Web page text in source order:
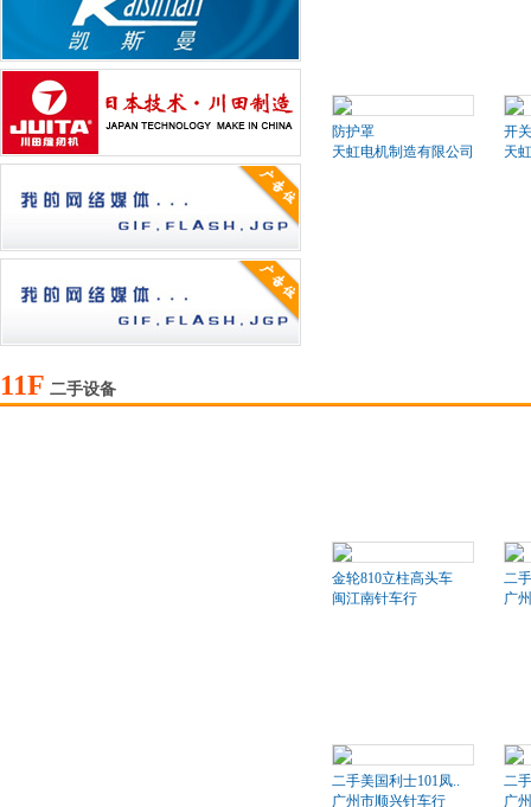
防护罩
天虹电机制造有限公司
开关
天
11F 二手设备
金轮810立柱高头车
闽江南针车行
二
广
二手美国利士101凤..
广州市顺兴针车行
二
广